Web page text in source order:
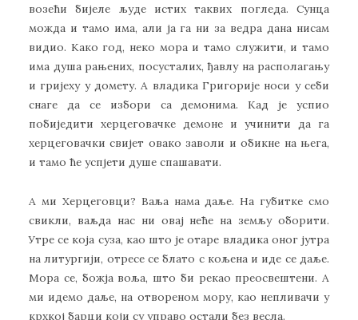
возећи бијеле људе истих таквих погледа. Сунца
можда и тамо има, али ја га ни за ведра дана нисам
видио. Како год, неко мора и тамо служити, и тамо
има душа рањених, посусталих, ђавлу на располагању
и гријеху у домету. А владика Григорије носи у себи
снаге да се избори са демонима. Кад је успио
побиједити херцеговачке демоне и учинити да га
херцеговачки свијет овако заволи и обикне на њега,
и тамо ће успјети душе спашавати.
А ми Херцеговци? Ваља нама даље. На губитке смо
свикли, ваљда нас ни овај неће на земљу оборити.
Утре се која суза, као што је отаре владика оног јутра
на литургији, отресе се блато с кољена и иде се даље.
Мора се, божја воља, што би рекао преосвештени. А
ми идемо даље, на отвореном мору, као непливачи у
крхкој барци који су управо остали без весла.